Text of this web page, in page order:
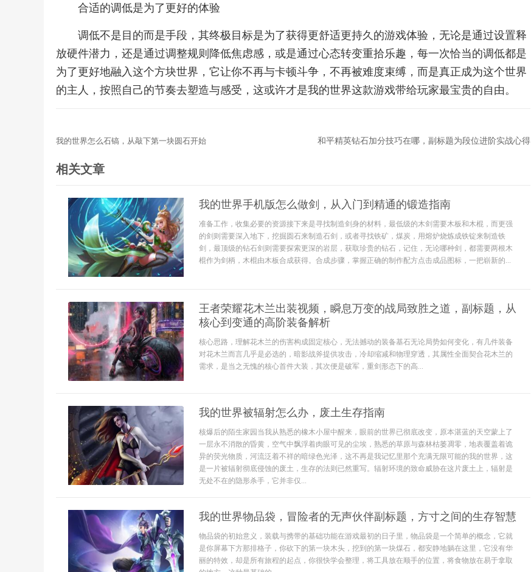
合适的调低是为了更好的体验
调低不是目的而是手段，其终极目标是为了获得更舒适更持久的游戏体验，无论是通过设置释
放硬件潜力，还是通过调整规则降低焦虑感，或是通过心态转变重拾乐趣，每一次恰当的调低都是
为了更好地融入这个方块世界，它让你不再与卡顿斗争，不再被难度束缚，而是真正成为这个世界
的主人，按照自己的节奏去塑造与感受，这或许才是我的世界这款游戏带给玩家最宝贵的自由。
我的世界怎么石镐，从敲下第一块圆石开始 和平精英钻石加分技巧在哪，副标题为段位进阶实战心得
相关文章
我的世界手机版怎么做剑，从入门到精通的锻造指南
准备工作，收集必要的资源接下来是寻找制造剑身的材料，最低级的木剑需要木板和木棍，而更强
的剑则需要深入地下，挖掘圆石来制造石剑，或者寻找铁矿，煤炭，用熔炉烧炼成铁锭来制造铁
剑，最顶级的钻石剑则需要探索更深的岩层，获取珍贵的钻石，记住，无论哪种剑，都需要两根木
棍作为剑柄，木棍由木板合成获得。合成步骤，掌握正确的制作配方点击成品图标，一把崭新的...
王者荣耀花木兰出装视频，瞬息万变的战局致胜之道，副标题，从
核心到变通的高阶装备解析
核心思路，理解花木兰的伤害构成固定核心，无法撼动的装备基石无论局势如何变化，有几件装备
对花木兰而言几乎是必选的，暗影战斧提供攻击，冷却缩减和物理穿透，其属性全面契合花木兰的
需求，是当之无愧的核心首件大装，其次便是破军，重剑形态下的高...
我的世界被辐射怎么办，废土生存指南
核爆后的陌生家园当我从熟悉的橡木小屋中醒来，眼前的世界已彻底改变，原本湛蓝的天空蒙上了
一层永不消散的昏黄，空气中飘浮着肉眼可见的尘埃，熟悉的草原与森林枯萎凋零，地表覆盖着诡
异的荧光物质，河流泛着不祥的暗绿色光泽，这不再是我记忆里那个充满无限可能的我的世界，这
是一片被辐射彻底侵蚀的废土，生存的法则已然重写。辐射环境的致命威胁在这片废土上，辐射是
无处不在的隐形杀手，它并非仅...
我的世界物品袋，冒险者的无声伙伴副标题，方寸之间的生存智慧
物品袋的初始意义，装载与携带的基础功能在游戏最初的日子里，物品袋是一个简单的概念，它就
是你屏幕下方那排格子，你砍下的第一块木头，挖到的第一块煤石，都安静地躺在这里，它没有华
丽的特效，却是所有旅程的起点，你很快学会整理，将工具放在顺手的位置，将食物放在易于拿取